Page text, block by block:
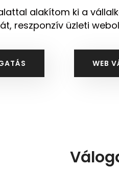
alakítom ki a
reszponzív üzleti
WEB